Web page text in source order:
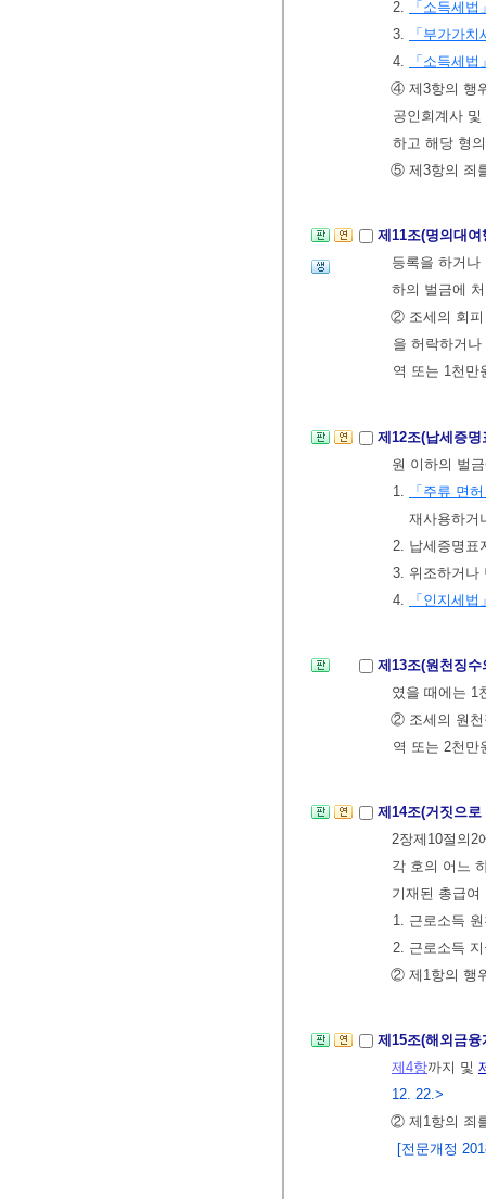
2.
「소득세법
3.
「부가가치
4.
「소득세법
④ 제3항의 행
공인회계사
하고 해당 형
⑤ 제3항의 죄
제11조(명의대
등록을 하거
하의 벌금에
② 조세의 회피
을 허락하거
역 또는 1천
제12조(납세증
원 이하의 벌
1.
「주류 면
재사용하거
2. 납세증명표
3. 위조하거나
4.
「인지세법
제13조(원천징
였을 때에는 1
② 조세의 원천
역 또는 2천만
제14조(거짓으
2장제10절의2
각 호의 어느
기재된 총급
1. 근로소득
2. 근로소득
② 제1항의 행
제15조(해외금
제4항까지 및
12. 22.>
② 제1항의 죄
[전문개정